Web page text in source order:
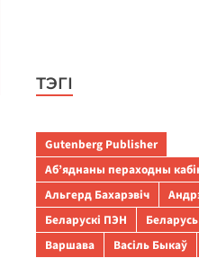
ТЭГІ
Gutenberg Publisher
Аб’яднаны пераходны
Альгерд Бахарэвіч
Беларускі ПЭН
Беларусь
Варшава
Васіль Быкаў